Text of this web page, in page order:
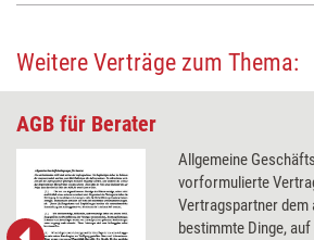
Weitere Verträge zum Thema:
AGB für Berater
Allgemeine
vorformulierte
Vertragspartner dem
bestimmte Dinge,